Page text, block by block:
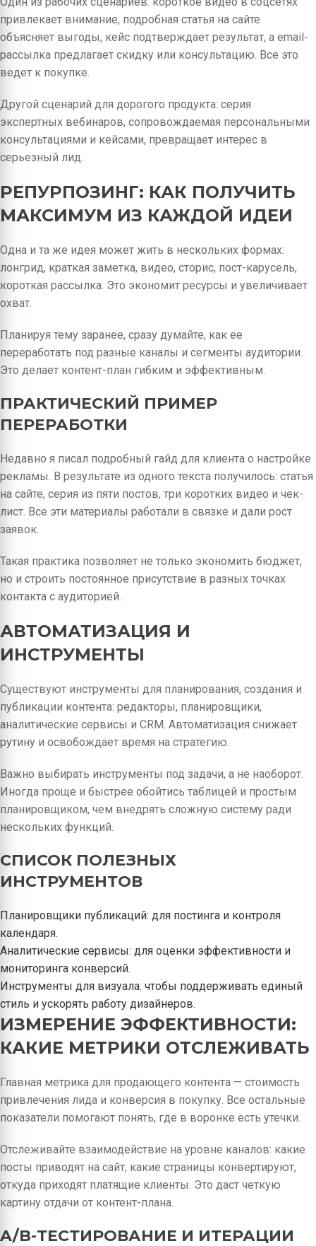
привлекает внимание, подробная статья на сайте
объясняет выгоды, кейс подтверждает результат, а email-
рассылка предлагает скидку или консультацию. Все это
ведет к покупке.
Другой сценарий для дорогого продукта: серия
экспертных вебинаров, сопровождаемая персональными
консультациями и кейсами, превращает интерес в
серьезный лид.
РЕПУРПОЗИНГ: КАК ПОЛУЧИТЬ
МАКСИМУМ ИЗ КАЖДОЙ ИДЕИ
Одна и та же идея может жить в нескольких формах:
лонгрид, краткая заметка, видео, сторис, пост-карусель,
короткая рассылка. Это экономит ресурсы и увеличивает
охват.
Планируя тему заранее, сразу думайте, как ее
переработать под разные каналы и сегменты аудитории.
Это делает контент-план гибким и эффективным.
ПРАКТИЧЕСКИЙ ПРИМЕР
ПЕРЕРАБОТКИ
Недавно я писал подробный гайд для клиента о настройке
рекламы. В результате из одного текста получилось: статья
на сайте, серия из пяти постов, три коротких видео и чек-
лист. Все эти материалы работали в связке и дали рост
заявок.
Такая практика позволяет не только экономить бюджет,
но и строить постоянное присутствие в разных точках
контакта с аудиторией.
АВТОМАТИЗАЦИЯ И
ИНСТРУМЕНТЫ
Существуют инструменты для планирования, создания и
публикации контента: редакторы, планировщики,
аналитические сервисы и CRM. Автоматизация снижает
рутину и освобождает время на стратегию.
Важно выбирать инструменты под задачи, а не наоборот.
Иногда проще и быстрее обойтись таблицей и простым
планировщиком, чем внедрять сложную систему ради
нескольких функций.
СПИСОК ПОЛЕЗНЫХ
ИНСТРУМЕНТОВ
Планировщики публикаций: для постинга и контроля
календаря.
Аналитические сервисы: для оценки эффективности и
мониторинга конверсий.
Инструменты для визуала: чтобы поддерживать единый
стиль и ускорять работу дизайнеров.
ИЗМЕРЕНИЕ ЭФФЕКТИВНОСТИ:
КАКИЕ МЕТРИКИ ОТСЛЕЖИВАТЬ
Главная метрика для продающего контента — стоимость
привлечения лида и конверсия в покупку. Все остальные
показатели помогают понять, где в воронке есть утечки.
Отслеживайте взаимодействие на уровне каналов: какие
посты приводят на сайт, какие страницы конвертируют,
откуда приходят платящие клиенты. Это даст четкую
картину отдачи от контент-плана.
A/B-ТЕСТИРОВАНИЕ И ИТЕРАЦИИ